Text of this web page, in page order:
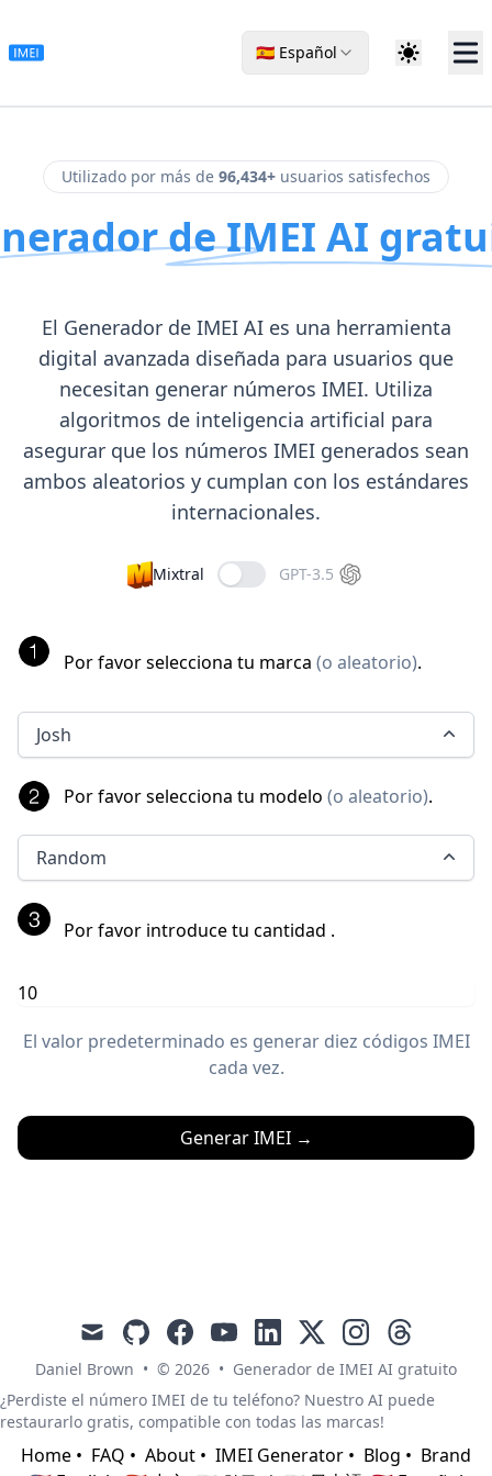
🇪🇸 Español
Utilizado por más de 96,434+ usuarios satisfechos
de IMEI AI
El Generador de IMEI AI es una herramienta
digital avanzada diseñada para usuarios que
necesitan generar números IMEI. Utiliza
algoritmos de inteligencia artificial para
asegurar que los números IMEI generados sean
ambos aleatorios y cumplan con los estándares
internacionales.
Mixtral GPT-3.5
Por favor selecciona tu marca (o aleatorio).
Josh
Por favor selecciona tu modelo (o aleatorio).
Random
Por favor introduce tu cantidad .
El valor predeterminado es generar diez códigos IMEI
cada vez.
Generar IMEI→
mail githubfacebookyoutubelinkedin
x instagramthreads
Daniel Brown • © 2026 • Generador de IMEI AI gratuito
¿Perdiste el número IMEI de tu teléfono? Nuestro AI puede
restaurarlo gratis, compatible con todas las marcas!
Home • FAQ • About • IMEI Generator • Blog • Brand